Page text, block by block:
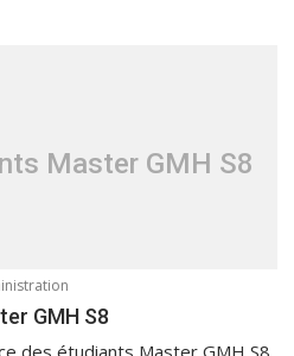
Master GMH S8
GMH S8
des étudiants Master GMH S8